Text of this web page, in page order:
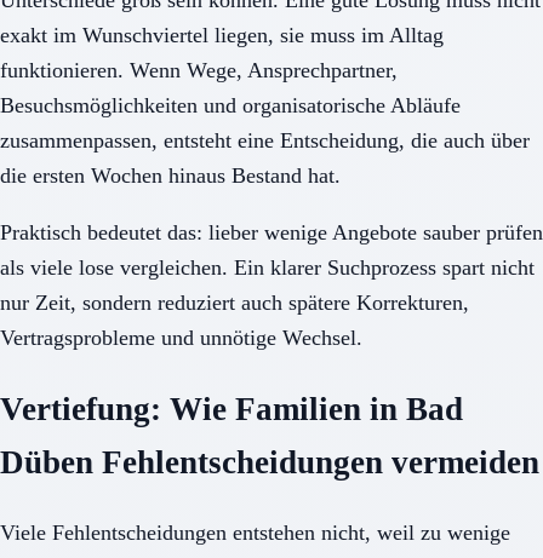
exakt im Wunschviertel liegen, sie muss im Alltag
funktionieren. Wenn Wege, Ansprechpartner,
Besuchsmöglichkeiten und organisatorische Abläufe
zusammenpassen, entsteht eine Entscheidung, die auch über
die ersten Wochen hinaus Bestand hat.
Praktisch bedeutet das: lieber wenige Angebote sauber prüfen
als viele lose vergleichen. Ein klarer Suchprozess spart nicht
nur Zeit, sondern reduziert auch spätere Korrekturen,
Vertragsprobleme und unnötige Wechsel.
Vertiefung: Wie Familien in Bad
Düben Fehlentscheidungen vermeiden
Viele Fehlentscheidungen entstehen nicht, weil zu wenige